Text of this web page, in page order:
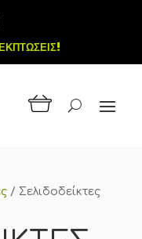
/ Σελιδοδείκτες